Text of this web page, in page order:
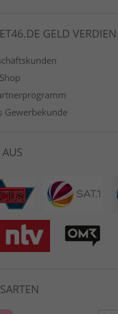
GELD
Gewerbekunde